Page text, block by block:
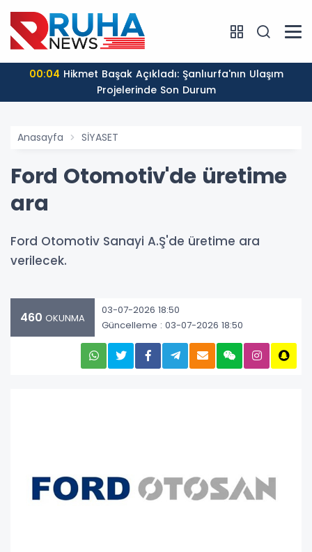
00:04
Projelerinde Son Durum
Anasayfa SİYASET
Ford Otomotiv'de üretime
ara
Ford Otomotiv Sanayi A.Ş'de üretime ara
verilecek.
460 OKUNMA
03-07-2026 18:50
Güncelleme : 03-07-2026 18:50